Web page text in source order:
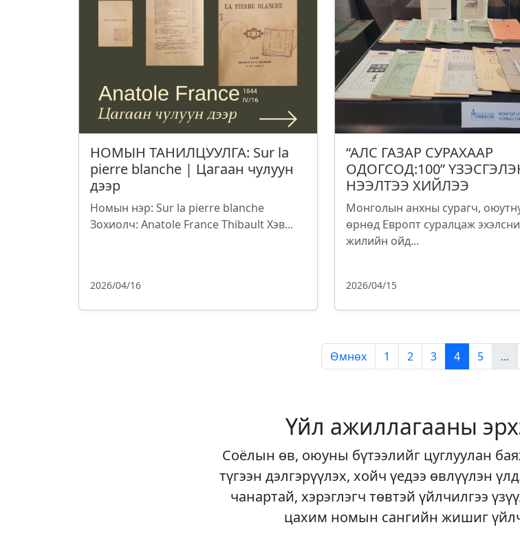
НОМЫН ТАНИЛЦУУЛГА: Sur la
pierre blanche | Цагаан чулуун
дээр
Номын нэр: Sur la pierre blanche
Зохиолч: Anatole France Thibault Хэв...
2026/04/16
“АЛС ГАЗАР СУРАХААР
ОДОГСОД:100”
НЭЭЛТЭЭ ХИЙЛЭЭ
Монголын анхны сурагч,
өрнөд Европт суралцаж
жилийн ойд...
2026/04/15
Өмнөх 1 2 3 4 5 ...
Үйл ажиллагааны
Соёлын өв, оюуны бүтээлийг цуглуулан
түгээн дэлгэрүүлэх, хойч үедээ өвлүүлэн
чанартай, хэрэглэгч төвтэй үйлчилгээ
цахим номын сангийн жишиг